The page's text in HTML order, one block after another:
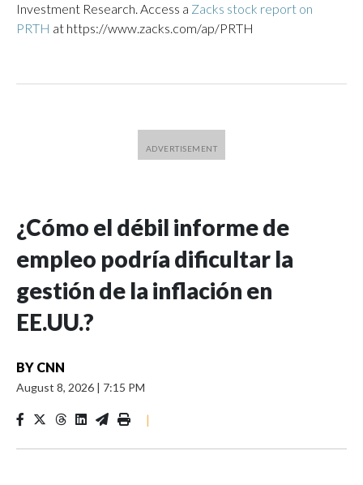
Investment Research. Access a Zacks stock report on
PRTH at https://www.zacks.com/ap/PRTH
¿Cómo el débil informe de
empleo podría dificultar la
gestión de la inflación en
EE.UU.?
BY CNN
August 8, 2026 | 7:15 PM
|